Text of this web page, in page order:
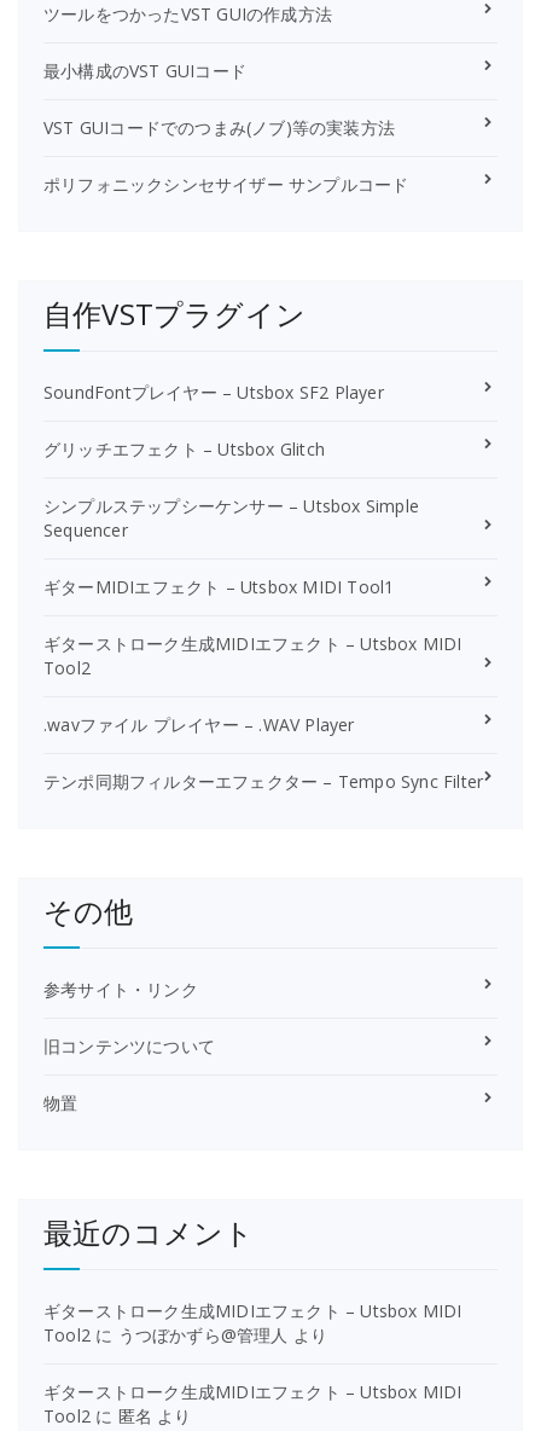
ツールをつかったVST GUIの作成方法
最小構成のVST GUIコード
VST GUIコードでのつまみ(ノブ)等の実装方法
ポリフォニックシンセサイザー サンプルコード
自作VSTプラグイン
SoundFontプレイヤー – Utsbox SF2 Player
グリッチエフェクト – Utsbox Glitch
シンプルステップシーケンサー – Utsbox Simple
Sequencer
ギターMIDIエフェクト – Utsbox MIDI Tool1
ギターストローク生成MIDIエフェクト – Utsbox MIDI
Tool2
.wavファイル プレイヤー – .WAV Player
テンポ同期フィルターエフェクター – Tempo Sync Filter
その他
参考サイト・リンク
旧コンテンツについて
物置
最近のコメント
ギターストローク生成MIDIエフェクト – Utsbox MIDI
Tool2 に うつぼかずら@管理人 より
ギターストローク生成MIDIエフェクト – Utsbox MIDI
Tool2 に 匿名 より